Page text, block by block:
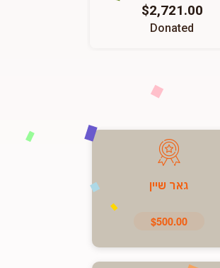
$2,721.00
Donated
גאר שיין
$500.00